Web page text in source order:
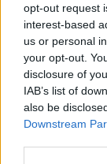
opt-out request
interest-based
us or personal
your opt-out.
disclosure of
IAB’s list of
also be
Downstream
2026. június
Nyári
három